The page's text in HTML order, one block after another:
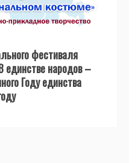
фестиваля
единстве народов –
Году единства